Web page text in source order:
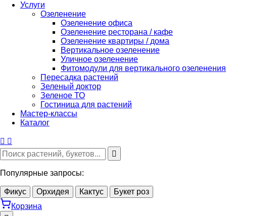
Услуги
Озеленение
Озеленение офиса
Озеленение ресторана / кафе
Озеленение квартиры / дома
Вертикальное озеленение
Уличное озеленение
Фитомодули для вертикального озеленения
Пересадка растений
Зеленый доктор
Зеленое ТО
Гостиница для растений
Мастер-классы
Каталог
Популярные запросы:
Фикус Орхидея Кактус
Букет роз
Корзина